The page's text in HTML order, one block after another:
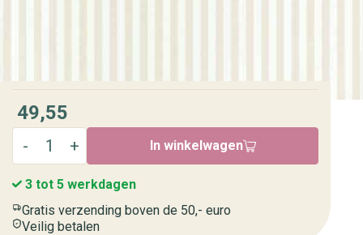
49,55
In winkelwagen
3 tot 5 werkdagen
Gratis verzending boven de 50,- euro
Veilig betalen